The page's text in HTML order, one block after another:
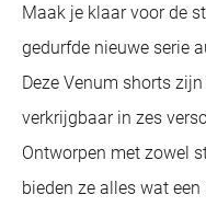
Maak je klaar voor de
gedurfde nieuwe serie
Deze Venum shorts
verkrijgbaar in zes
Ontworpen met zowel
bieden ze alles wat